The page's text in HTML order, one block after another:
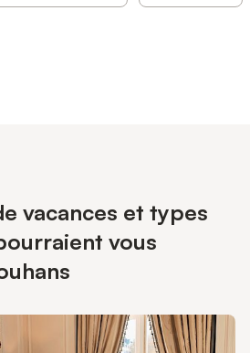
vacances et types
vous